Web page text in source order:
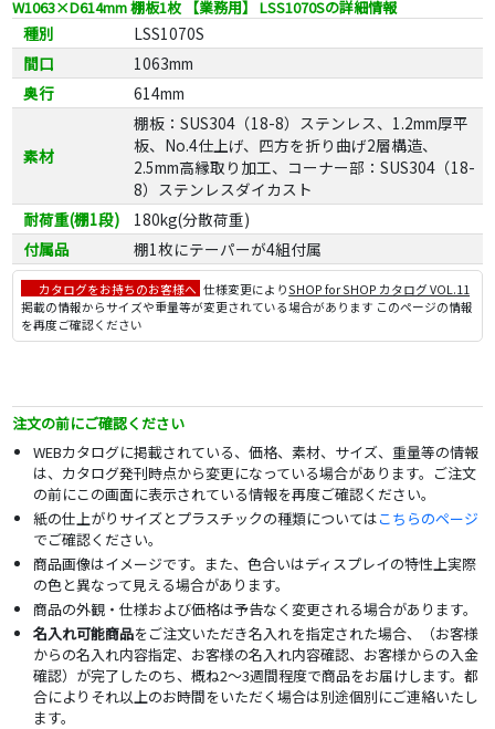
W1063×D614mm 棚板1枚 【業務用】 LSS1070Sの詳細情報
種別
LSS1070S
間口
1063mm
奥行
614mm
素材
棚板：SUS304（18-8）ステンレス、1.2mm厚平
板、No.4仕上げ、四方を折り曲げ2層構造、
2.5mm高縁取り加工、コーナー部：SUS304（18-
8）ステンレスダイカスト
耐荷重(棚1段)
180kg(分散荷重)
付属品
棚1枚にテーパーが4組付属
カタログをお持ちのお客様へ 仕様変更によりSHOP for SHOP カタログ VOL.11
掲載の情報からサイズや重量等が変更されている場合があります このページの情報
を再度ご確認ください
注文の前にご確認ください
WEBカタログに掲載されている、価格、素材、サイズ、重量等の情報
は、カタログ発刊時点から変更になっている場合があります。ご注文
の前にこの画面に表示されている情報を再度ご確認ください。
紙の仕上がりサイズとプラスチックの種類についてはこちらのページ
でご確認ください。
商品画像はイメージです。また、色合いはディスプレイの特性上実際
の色と異なって見える場合があります。
商品の外観・仕様および価格は予告なく変更される場合があります。
名入れ可能商品をご注文いただき名入れを指定された場合、（お客様
からの名入れ内容指定、お客様の名入れ内容確認、お客様からの入金
確認）が完了したのち、概ね2～3週間程度で商品をお届けします。都
合によりそれ以上のお時間をいただく場合は別途個別にご連絡いたし
ます。